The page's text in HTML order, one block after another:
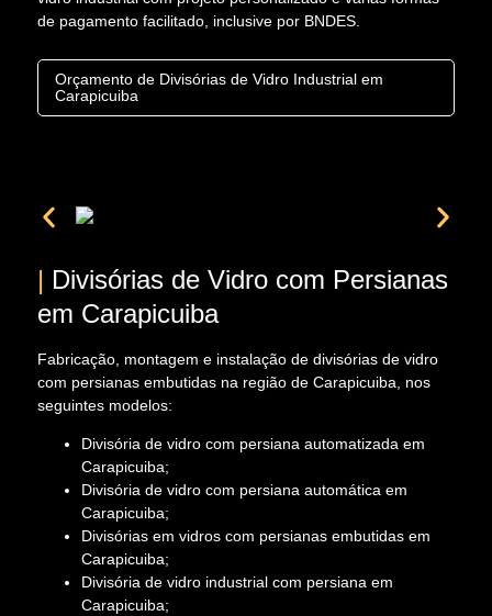
de pagamento facilitado, inclusive por BNDES.
Orçamento de Divisórias de Vidro Industrial em
Carapicuiba
| Divisórias de Vidro com Persianas
em Carapicuiba
Fabricação, montagem e instalação de divisórias de vidro
com persianas embutidas na região de Carapicuiba, nos
seguintes modelos:
Divisória de vidro com persiana automatizada em
Carapicuiba;
Divisória de vidro com persiana automática em
Carapicuiba;
Divisórias em vidros com persianas embutidas em
Carapicuiba;
Divisória de vidro industrial com persiana em
Carapicuiba;